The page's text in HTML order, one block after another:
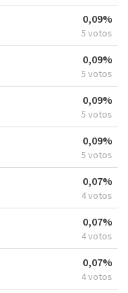
0,09%
5 votos
0,09%
5 votos
0,09%
5 votos
0,09%
5 votos
0,07%
4 votos
0,07%
4 votos
0,07%
4 votos